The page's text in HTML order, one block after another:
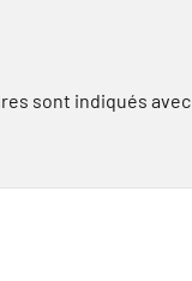
sont indiqués avec